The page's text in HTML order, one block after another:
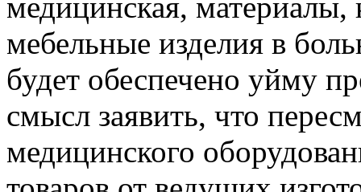
мебельные изделия в
будет обеспечено уйму
смысл заявить, что
медицинского